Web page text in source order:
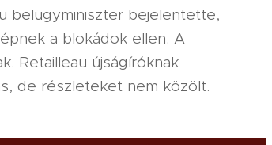
belügyminiszter bejelentette,
a blokádok ellen. A
Retailleau újságíróknak
de részleteket nem közölt.